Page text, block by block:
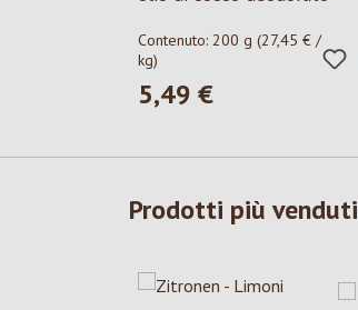
Contenuto: 200 g (27,45 € /
kg)
Prezzo normale:
5,49 €
Prodotti più venduti